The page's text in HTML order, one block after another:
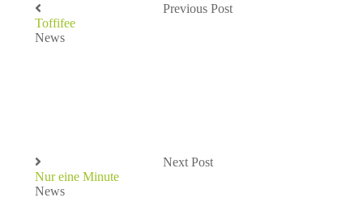
Previous Post
Toffifee
News
Next Post
Nur eine Minute
News